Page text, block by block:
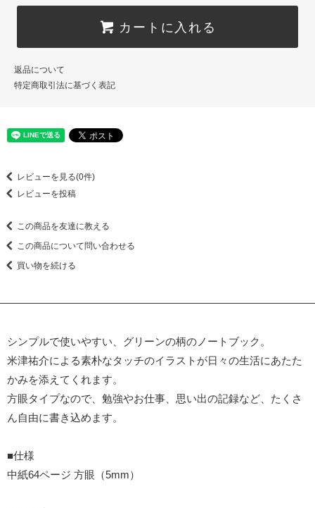
カートに入れる
返品について
特定商取引法に基づく表記
レビューを見る(0件)
レビューを投稿
この商品を友達に教える
この商品について問い合わせる
買い物を続ける
シンプルで使いやすい、グリーンの柄のノートブック。
米津祐介による素朴なタッチのイラストが日々の生活にあたた
かみを添えてくれます。
方眼タイプなので、勉強やお仕事、思い出の記録など、たくさ
ん自由に書き込めます。
■仕様
中紙64ページ 方眼（5mm）